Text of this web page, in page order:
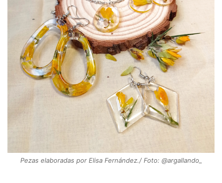
Pezas elaboradas por Elisa Fernández./ Foto: @argallando_